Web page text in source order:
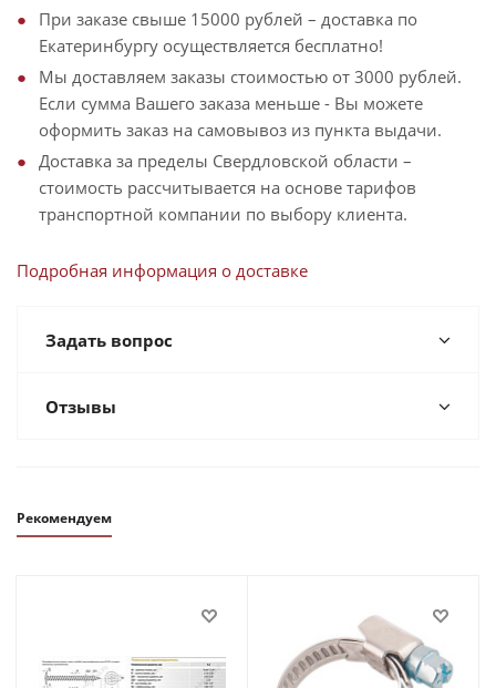
При заказе свыше 15000 рублей – доставка по
Екатеринбургу осуществляется бесплатно!
Мы доставляем заказы стоимостью от 3000 рублей.
Если сумма Вашего заказа меньше - Вы можете
оформить заказ на самовывоз из пункта выдачи.
Доставка за пределы Свердловской области –
стоимость рассчитывается на основе тарифов
транспортной компании по выбору клиента.
Подробная информация о доставке
Задать вопрос
Отзывы
Рекомендуем